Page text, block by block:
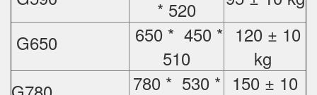
* 520
G650
650 * 450 *
510
120 ± 10
kg
780 * 530 * 150 ± 10